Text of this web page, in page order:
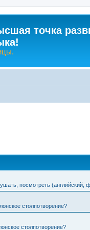
точка
посмотреть (английский,
столпотворение?
столпотворение?